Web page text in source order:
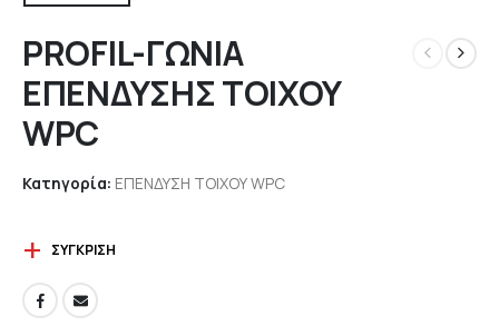
PROFIL-ΓΩΝΙΑ
ΕΠΕΝΔΥΣΗΣ ΤΟΙΧΟΥ
WPC
Κατηγορία: ΕΠΕΝΔΥΣΗ ΤΟΙΧΟΥ WPC
ΣΎΓΚΡΙΣΗ